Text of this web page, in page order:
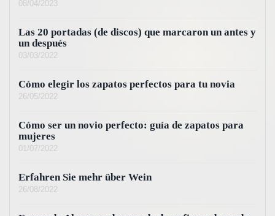
08/04/2023
Las 20 portadas (de discos) que marcaron un antes y
un después
03/03/2022
Cómo elegir los zapatos perfectos para tu novia
26/05/2022
Cómo ser un novio perfecto: guía de zapatos para
mujeres
01/07/2022
Erfahren Sie mehr über Wein
26/08/2022